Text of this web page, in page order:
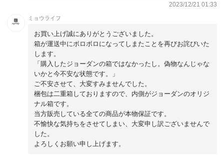
常に残念でした。二度と此方では購入しません
2023/12/21 01:33
ミョウライフ
お買い上げ誠にありがとうございました。
箱が運送中にボロボロになってしまたことを再びお詫びいた
します。
「購入したジョーダンの箱ではなかったし。偽物なんじゃな
いかと今不安な状態です。」
ご不安させて、大変すみませんでした。
梱包は二重箱しておりますので、内側がジョーダンのオリジ
ナル箱です。
当方販売している全ての商品が本物保証です。
不愉快な気持ちをさせてしまい、大変申し訳ございませんで
した。
よろしくお願い申し上げます。